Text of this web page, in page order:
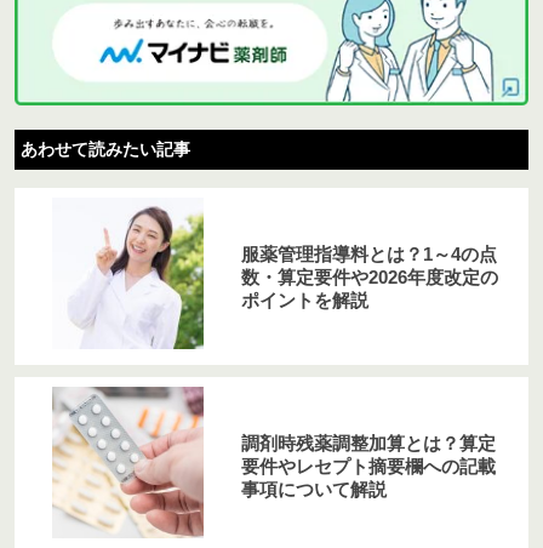
あわせて読みたい記事
服薬管理指導料とは？1～4の点
数・算定要件や2026年度改定の
ポイントを解説
調剤時残薬調整加算とは？算定
要件やレセプト摘要欄への記載
事項について解説